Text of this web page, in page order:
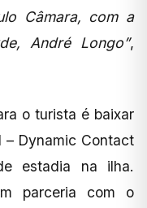
Câmara, com a
André Longo”,
o turista é baixar
Dynamic Contact
estadia na ilha.
parceria com o